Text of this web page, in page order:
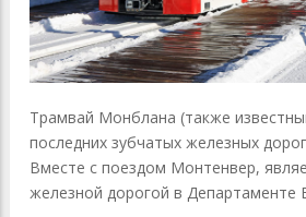
Трамвай Монблана (также
последних зубчатых железных
Вместе с поездом Монтенвер,
железной дорогой в Департаменте